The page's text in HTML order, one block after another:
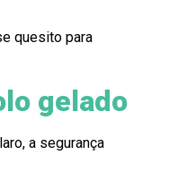
quesito para
gelado
a segurança